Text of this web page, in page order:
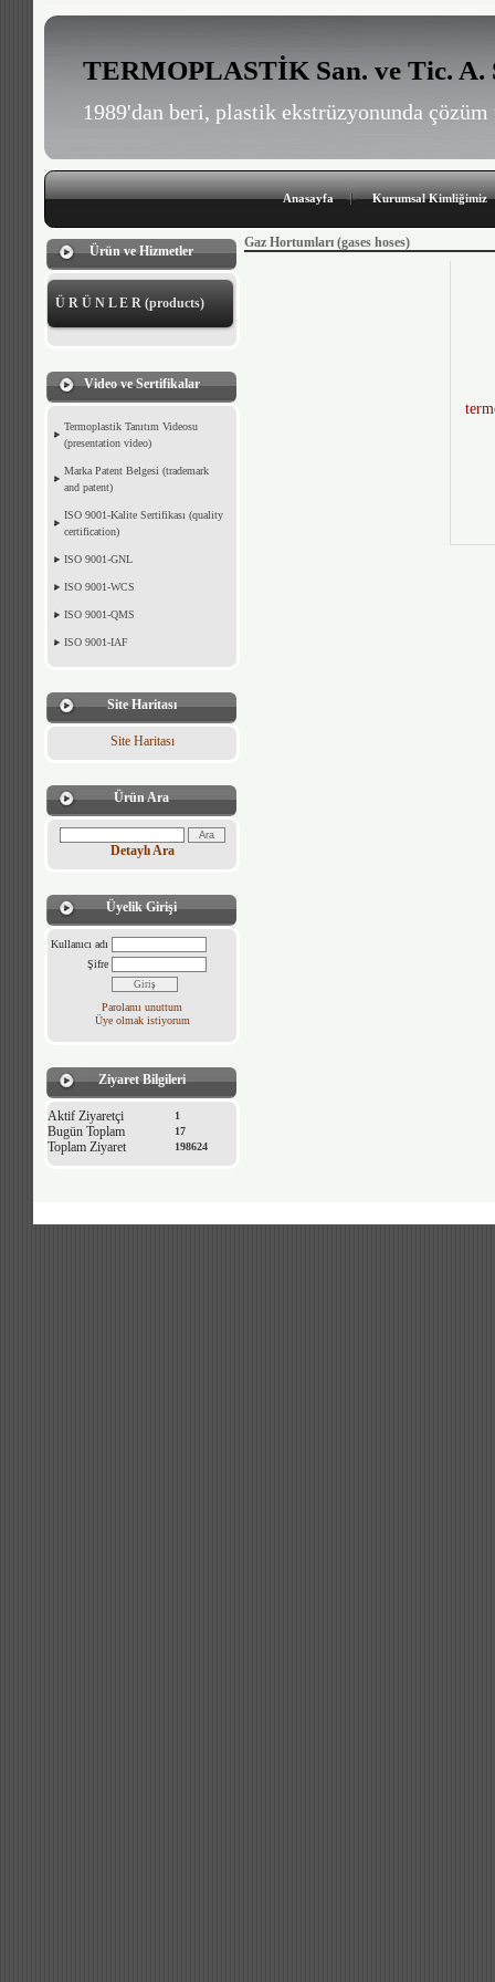
TERMOPLASTİK San. ve Tic. A.
1989'dan beri, plastik ekstrüzyonunda
Anasayfa Kurumsal Kimliğimiz
Ürün ve Hizmetler
Ü R Ü N L E R (products)
Video ve Sertifikalar
Termoplastik Tanıtım Videosu
(presentation video)
Marka Patent Belgesi (trademark
and patent)
ISO 9001-Kalite Sertifikası (quality
certification)
ISO 9001-GNL
ISO 9001-WCS
ISO 9001-QMS
ISO 9001-IAF
Site Haritası
Site Haritası
Ürün Ara
Detaylı Ara
Üyelik Girişi
Kullanıcı adı
Şifre
Parolamı unuttum
Üye olmak istiyorum
Ziyaret Bilgileri
Aktif Ziyaretçi 1
Bugün Toplam 17
Toplam Ziyaret 198624
Gaz Hortumları (gases hoses)